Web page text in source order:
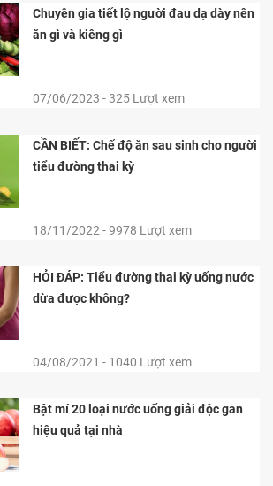
Chuyên gia tiết lộ người đau dạ dày nên
ăn gì và kiêng gì
07/06/2023 - 325 Lượt xem
CẦN BIẾT: Chế độ ăn sau sinh cho người
tiểu đường thai kỳ
18/11/2022 - 9978 Lượt xem
HỎI ĐÁP: Tiểu đường thai kỳ uống nước
dừa được không?
04/08/2021 - 1040 Lượt xem
Bật mí 20 loại nước uống giải độc gan
hiệu quả tại nhà